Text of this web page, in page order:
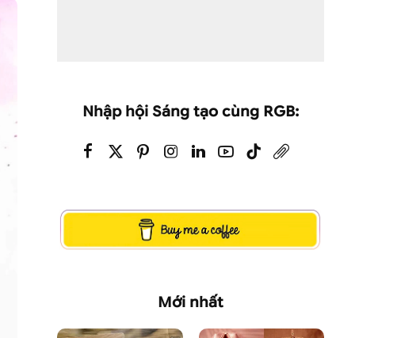
Nhập hội Sáng tạo cùng RGB:
Mới nhất